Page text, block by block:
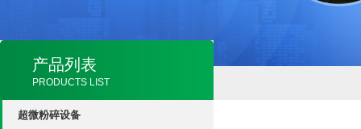
产品列表
PRODUCTS LIST
超微粉碎设备